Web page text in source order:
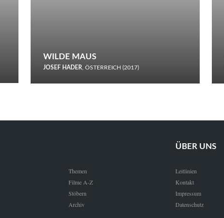
WILDE MAUS
JOSEF HADER, ÖSTERREICH (2017)
Schnee.
Themen
Filme A-Z
Stöbern
Archiv
ÜBER UNS
Leitlinien
Kontakt
Impressum
Datenschutz